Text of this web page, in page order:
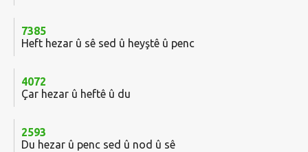
7385
Heft hezar û sê sed û heyştê û penc
4072
Çar hezar û heftê û du
2593
Du hezar û penc sed û nod û sê